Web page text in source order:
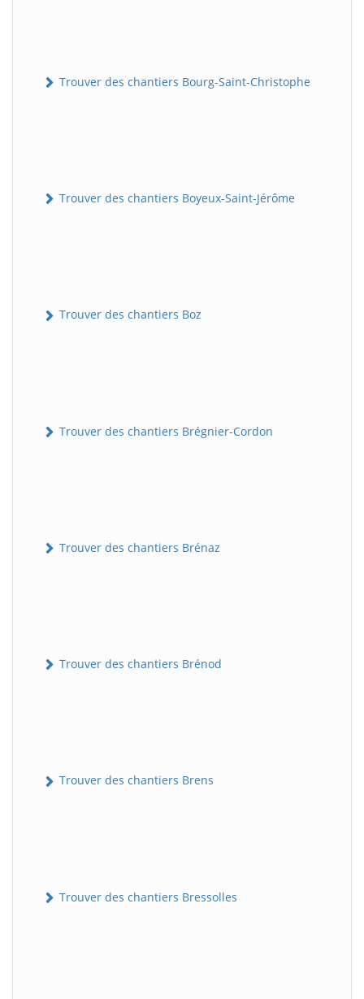
Trouver des chantiers Bourg-Saint-Christophe
Trouver des chantiers Boyeux-Saint-Jérôme
Trouver des chantiers Boz
Trouver des chantiers Brégnier-Cordon
Trouver des chantiers Brénaz
Trouver des chantiers Brénod
Trouver des chantiers Brens
Trouver des chantiers Bressolles